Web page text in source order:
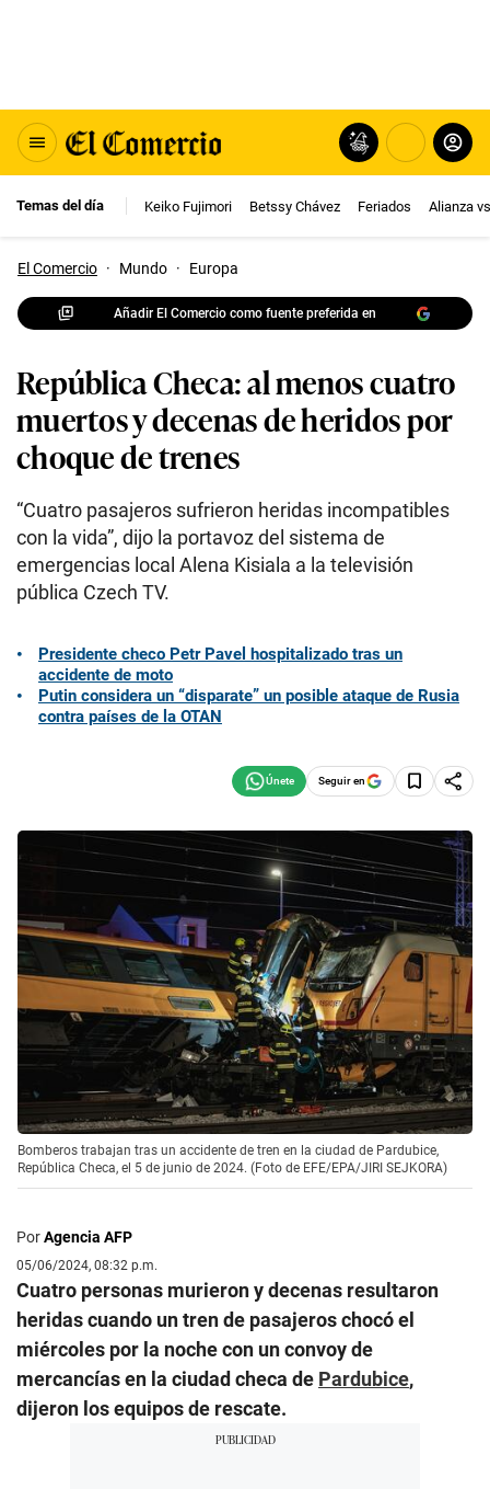
Temas del día Keiko Fujimori Betssy Chávez Feriados Alianza
El Comercio · Mundo · Europa
Añadir El Comercio como fuente preferida en
República Checa: al menos cuatro
muertos y decenas de heridos por
choque de trenes
“Cuatro pasajeros sufrieron heridas incompatibles
con la vida”, dijo la portavoz del sistema de
emergencias local Alena Kisiala a la televisión
pública Czech TV.
Presidente checo Petr Pavel hospitalizado tras un
accidente de moto
Putin considera un “disparate” un posible ataque de Rusia
contra países de la OTAN
Seguir en
Bomberos trabajan tras un accidente de tren en la ciudad de Pardubice,
República Checa, el 5 de junio de 2024. (Foto de EFE/EPA/JIRI SEJKORA)
PorAgencia AFP
05/06/2024, 08:32 p.m.
Cuatro personas murieron y decenas resultaron
heridas cuando un tren de pasajeros chocó el
miércoles por la noche con un convoy de
mercancías en la ciudad checa de Pardubice,
dijeron los equipos de rescate.